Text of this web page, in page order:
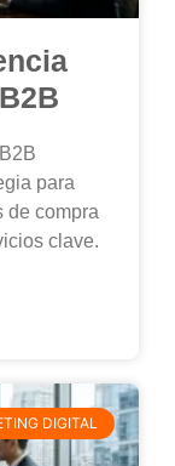
para
de compra
clave.
DIGITAL